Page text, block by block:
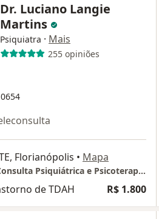
Dr. Luciano Langie
Martins
Psiquiatra · Mais
255 opiniões
Florianópolis • Mapa
Especializada em Consulta Psiquiátrica e Psicoterapia on-line!! Mental Care Especializada em Consulta Psiquiátrica e Psicoterapia on-line
de TDAH R$ 1.800